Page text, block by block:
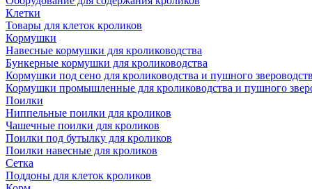
Клетки
Товары для клеток кроликов
Кормушки
Навесные кормушки для кролиководства
Бункерные кормушки для кролиководства
Кормушки под сено для кролиководства и пушного
Кормушки промышленные для кролиководства и пушного
Поилки
Ниппельные поилки для кроликов
Чашечные поилки для кроликов
Поилки под бутылку для кроликов
Поилки навесные для кроликов
Сетка
Поддоны для клеток кроликов